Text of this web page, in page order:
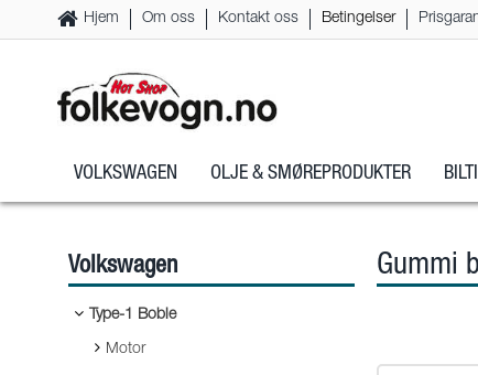
Hjem Om oss Kontakt oss Betingelser
VOLKSWAGEN OLJE & SMØREPRODUKTER
Volkswagen
Type-1 Boble
Motor
Gummi